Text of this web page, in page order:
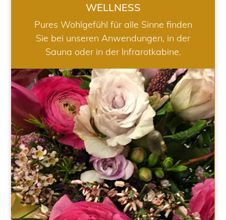
WELLNESS
Pures Wohlgefühl für alle Sinne finden
Sie bei unseren Anwendungen, in der
Sauna oder in der Infrarotkabine.
HOCHZEIT